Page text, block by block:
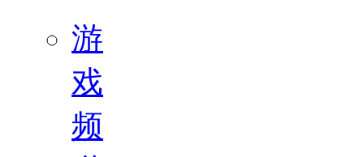
游
戏
频